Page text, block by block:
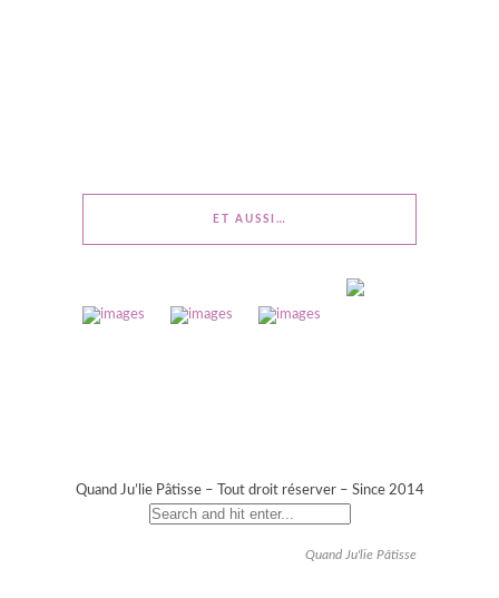
ET AUSSI…
Quand Ju’lie Pâtisse – Tout droit réserver – Since 2014
Quand Ju'lie Pâtisse